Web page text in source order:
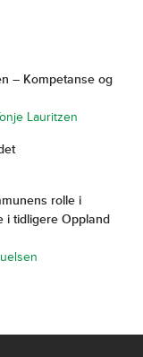
– Kompetanse og
Lauritzen
rolle i
i tidligere Oppland